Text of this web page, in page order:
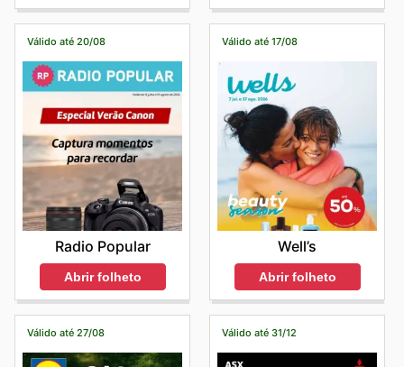
Válido até 20/08
Radio Popular
Abrir folheto
Válido até 17/08
Well’s
Abrir folheto
Válido até 27/08 Válido até 31/12